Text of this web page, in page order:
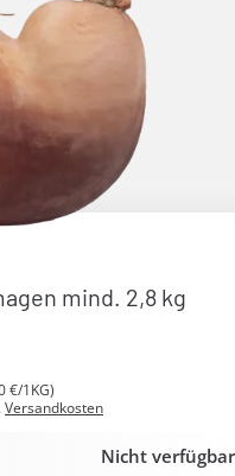
mind. 2,8 kg
€/1KG)
Versandkosten
Nicht verfügbar